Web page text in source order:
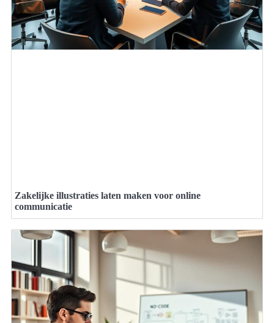
Zakelijke illustraties laten maken voor online
communicatie